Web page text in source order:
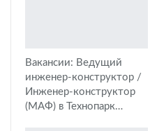
Вакансии: Ведущий
инженер-конструктор /
Инженер-конструктор
(МАФ) в Технопарк…